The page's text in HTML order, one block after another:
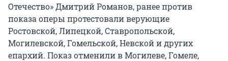
Отечество» Дмитрий Романов, ранее против
показа оперы протестовали верующие
Ростовской, Липецкой, Ставропольской,
Могилевской, Гомельской, Невской и других
епархий. Показ отменили в Могилеве, Гомеле,